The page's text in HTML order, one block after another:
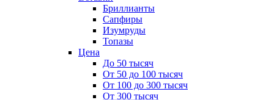
Бриллианты
Сапфиры
Изумруды
Топазы
Цена
До 50 тысяч
От 50 до 100 тысяч
От 100 до 300 тысяч
От 300 тысяч